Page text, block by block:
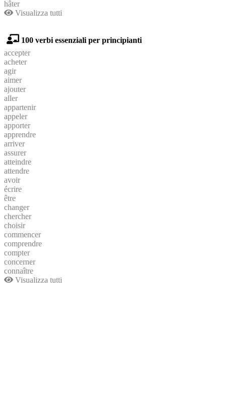
hâter
Visualizza tutti
100 verbi essenziali per principianti
accepter
acheter
agir
aimer
ajouter
aller
appartenir
appeler
apporter
apprendre
arriver
assurer
atteindre
attendre
avoir
écrire
être
changer
chercher
choisir
commencer
comprendre
compter
concerner
connaître
Visualizza tutti